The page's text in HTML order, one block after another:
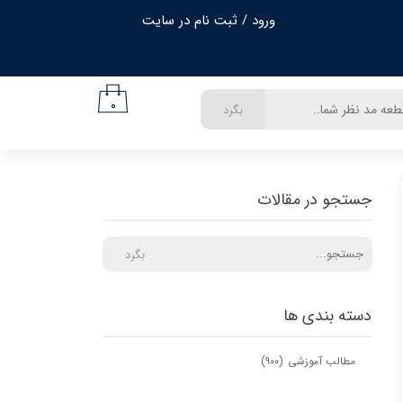
ورود / ثبت نام در سایت
تغییر گذر واژه
۰ بگرد
دسته بندی ها
مطالب آموزشی (۹۰۰)
جستجو در مقالات
بگرد